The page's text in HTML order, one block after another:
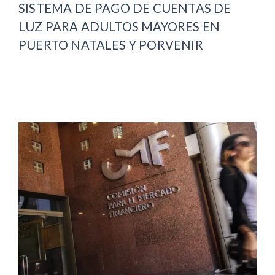
SISTEMA DE PAGO DE CUENTAS DE
LUZ PARA ADULTOS MAYORES EN
PUERTO NATALES Y PORVENIR